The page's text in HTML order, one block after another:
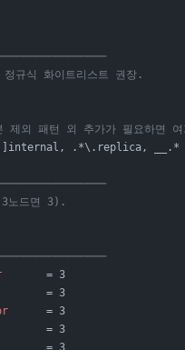
규식 화이트리스트 권장.
외 패턴 외 추가가 필요하면 여
.*\.replica, __.*
노드면 3).
       = 3
= 3
      = 3
= 3